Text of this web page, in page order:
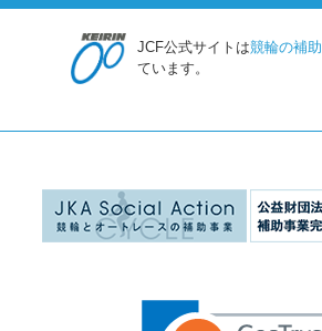
JCF公式サイトは競輪の補助
ています。